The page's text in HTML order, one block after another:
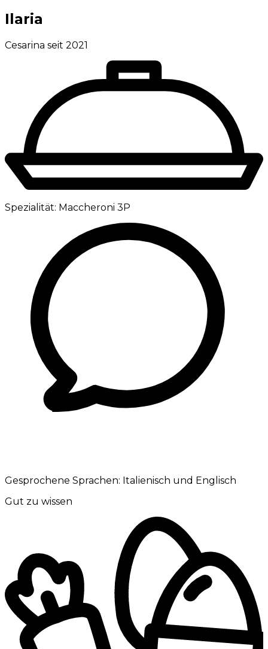
Ilaria
Cesarina seit 2021
Spezialität: Maccheroni 3P
Gesprochene Sprachen: Italienisch und Englisch
Gut zu wissen